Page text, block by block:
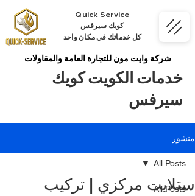
Quick Service
كويك سيرفس
كل خدماتك في مكان واحد
شركة وايت مون للتجارة العامة والمقاولات
خدمات الكويت كويك
سيرفس
منشور
All Posts
All Posts
ستلايت مركزي | تركيب